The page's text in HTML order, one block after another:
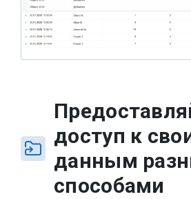
доступ к
данным
способами